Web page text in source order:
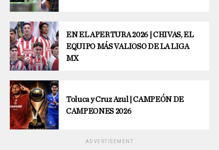
EN EL APERTURA 2026 | CHIVAS, EL
EQUIPO MÁS VALIOSO DE LA LIGA
MX
Toluca y Cruz Azul | CAMPEÓN DE
CAMPEONES 2026
ADVERTISEMENT